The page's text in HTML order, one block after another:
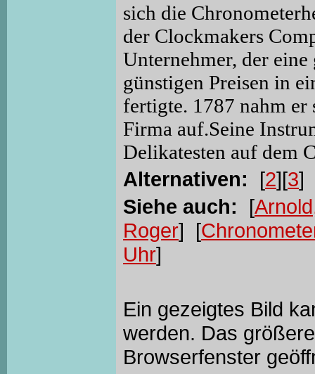
sich die
der Clockmakers
Unternehmer, der
günstigen Preisen in
fertigte. 1787 nahm er
Firma auf.Seine
Delikatesten auf dem
Alternativen: [2][3]
Siehe auch: [
Roger] [
Uhr]
Ein gezeigtes Bild
werden. Das
Browserfenster